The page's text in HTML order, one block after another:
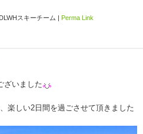
スキーチーム | Perma Link
ざいました
楽しい2日間を過ごさせて頂きました